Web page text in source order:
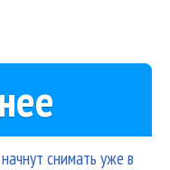
снимать уже в